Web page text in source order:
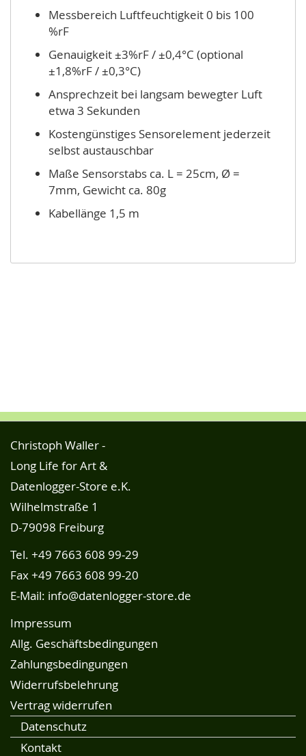
Messbereich Luftfeuchtigkeit 0 bis 100
%rF
Genauigkeit ±3%rF / ±0,4°C (optional
±1,8%rF / ±0,3°C)
Ansprechzeit bei langsam bewegter Luft
etwa 3 Sekunden
Kostengünstiges Sensorelement jederzeit
selbst austauschbar
Maße Sensorstabs ca. L = 25cm, Ø =
7mm, Gewicht ca. 80g
Kabellänge 1,5 m
Christoph Waller -
Long Life for Art &
Datenlogger-Store e.K.
Wilhelmstraße 1
D-79098 Freiburg
Tel. +49 7663 608 99-29
Fax +49 7663 608 99-20
E-Mail: info@datenlogger-store.de
Impressum
Allg. Geschäftsbedingungen
Zahlungsbedingungen
Widerrufsbelehrung
Vertrag widerrufen
Datenschutz
Kontakt